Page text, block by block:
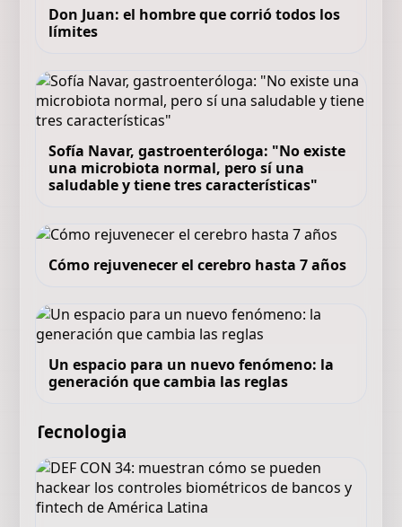
Don Juan: el hombre que corrió todos los
límites
Sofía Navar, gastroenteróloga: "No existe
una microbiota normal, pero sí una
saludable y tiene tres características"
Cómo rejuvenecer el cerebro hasta 7 años
Un espacio para un nuevo fenómeno: la
generación que cambia las reglas
Tecnologia